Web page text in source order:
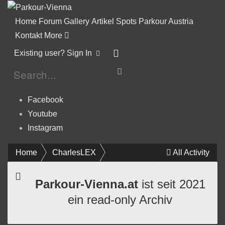
Home Forum Gallery Artikel Spots Parkour Austria
Kontakt More
Existing user? Sign In
Facebook
Youtube
Instagram
All Activity
Home CharlesLEX
Parkour-Vienna.atist seit 2021
ein read-only Archiv